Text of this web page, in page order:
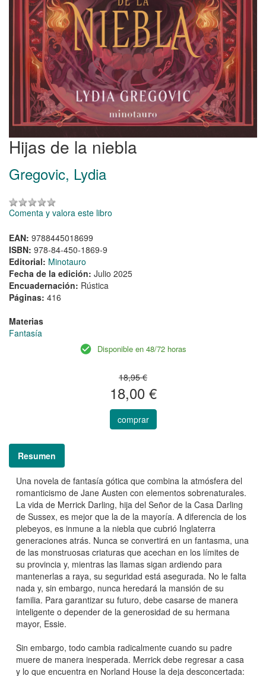
Hijas de la niebla
Gregovic, Lydia
Comenta y valora este libro
EAN: 9788445018699
ISBN: 978-84-450-1869-9
Editorial: Minotauro
Fecha de la edición: Julio 2025
Encuadernación: Rústica
Páginas: 416
Materias
Fantasía
Disponible en 48/72 horas
18,95 €
18,00 €
comprar
Resumen
Una novela de fantasía gótica que combina la atmósfera del
romanticismo de Jane Austen con elementos sobrenaturales.
La vida de Merrick Darling, hija del Señor de la Casa Darling
de Sussex, es mejor que la de la mayoría. A diferencia de los
plebeyos, es inmune a la niebla que cubrió Inglaterra
generaciones atrás. Nunca se convertirá en un fantasma, una
de las monstruosas criaturas que acechan en los límites de
su provincia y, mientras las llamas sigan ardiendo para
mantenerlas a raya, su seguridad está asegurada. No le falta
nada y, sin embargo, nunca heredará la mansión de su
familia. Para garantizar su futuro, debe casarse de manera
inteligente o depender de la generosidad de su hermana
mayor, Essie.
Sin embargo, todo cambia radicalmente cuando su padre
muere de manera inesperada. Merrick debe regresar a casa
y lo que encuentra en Norland House la deja desconcertada: